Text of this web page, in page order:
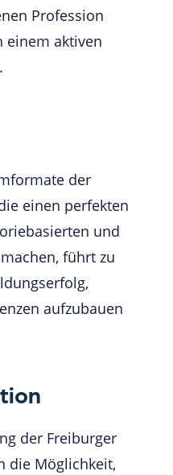
Profession
einem aktiven
der
einen perfekten
und
führt zu
aufzubauen
der Freiburger
die Möglichkeit,